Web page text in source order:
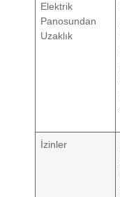
Elektrik
Panosundan
Uzaklık
İzinler